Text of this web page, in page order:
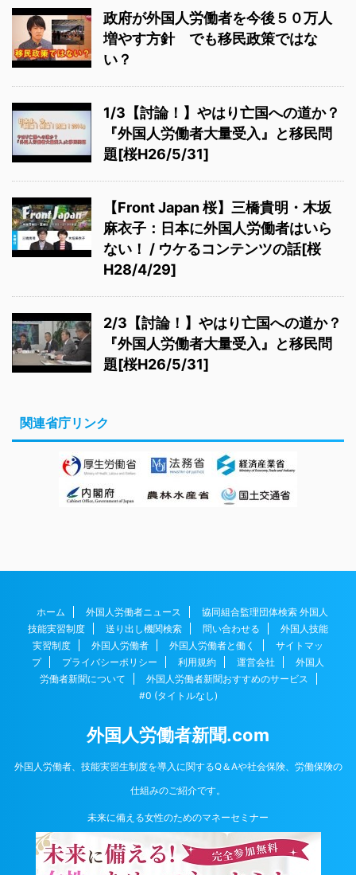
政府が外国人労働者を今後５０万人
増やす方針 でも移民政策ではな
い？
1/3【討論！】やはり亡国への道か？
『外国人労働者大量受入』と移民問
題[桜H26/5/31]
【Front Japan 桜】三橋貴明・木坂
麻衣子：日本に外国人労働者はいら
ない！ / ウケるコンテンツの話[桜
H28/4/29]
2/3【討論！】やはり亡国への道か？
『外国人労働者大量受入』と移民問
題[桜H26/5/31]
関連省庁リンク
ホーム 外国人労働者ニュース
協同組合監理団体検索 外国人
技能実習制度
送り出し機関検索 問い合わせる
外国人技能
実習制度
外国人労働者 外国人労働者と働く
サイトマッ
プ
プライバシーポリシー 利用規約 運営会社
外国人
労働者新聞について
外国人労働者新聞おすすめのサービス
#0 (タイトルなし)
外国人労働者新聞.com
外国人労働者、技能実習生制度を導入に関するQ＆Aや社会保険、労働保険の
仕組みのご紹介です。
未来に備える女性のためのマネーセミナー